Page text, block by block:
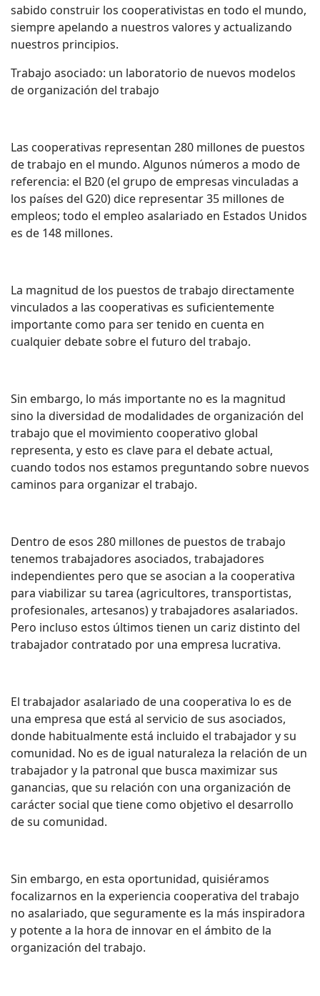
sabido construir los cooperativistas en todo el mundo,
siempre apelando a nuestros valores y actualizando
nuestros principios.
Trabajo asociado: un laboratorio de nuevos modelos
de organización del trabajo
Las cooperativas representan 280 millones de puestos
de trabajo en el mundo. Algunos números a modo de
referencia: el B20 (el grupo de empresas vinculadas a
los países del G20) dice representar 35 millones de
empleos; todo el empleo asalariado en Estados Unidos
es de 148 millones.
La magnitud de los puestos de trabajo directamente
vinculados a las cooperativas es suficientemente
importante como para ser tenido en cuenta en
cualquier debate sobre el futuro del trabajo.
Sin embargo, lo más importante no es la magnitud
sino la diversidad de modalidades de organización del
trabajo que el movimiento cooperativo global
representa, y esto es clave para el debate actual,
cuando todos nos estamos preguntando sobre nuevos
caminos para organizar el trabajo.
Dentro de esos 280 millones de puestos de trabajo
tenemos trabajadores asociados, trabajadores
independientes pero que se asocian a la cooperativa
para viabilizar su tarea (agricultores, transportistas,
profesionales, artesanos) y trabajadores asalariados.
Pero incluso estos últimos tienen un cariz distinto del
trabajador contratado por una empresa lucrativa.
El trabajador asalariado de una cooperativa lo es de
una empresa que está al servicio de sus asociados,
donde habitualmente está incluido el trabajador y su
comunidad. No es de igual naturaleza la relación de un
trabajador y la patronal que busca maximizar sus
ganancias, que su relación con una organización de
carácter social que tiene como objetivo el desarrollo
de su comunidad.
Sin embargo, en esta oportunidad, quisiéramos
focalizarnos en la experiencia cooperativa del trabajo
no asalariado, que seguramente es la más inspiradora
y potente a la hora de innovar en el ámbito de la
organización del trabajo.